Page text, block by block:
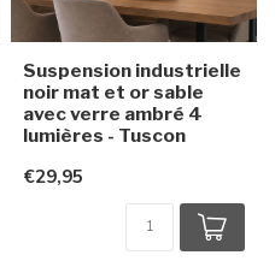
Suspension industrielle
noir mat et or sable
avec verre ambré 4
lumières - Tuscon
€29,95